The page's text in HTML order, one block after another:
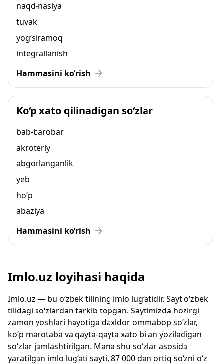
naqd-nasiya
tuvak
yog‘siramoq
integrallanish
Hammasini ko‘rish
Ko‘p xato qilinadigan so‘zlar
bab-barobar
akroteriy
abgorlanganlik
yeb
ho‘p
abaziya
Hammasini ko‘rish
Imlo.uz loyihasi haqida
Imlo.uz — bu o‘zbek tilining imlo lug‘atidir. Sayt o‘zbek
tilidagi so‘zlardan tarkib topgan. Saytimizda hozirgi
zamon yoshlari hayotiga daxldor ommabop so‘zlar,
ko‘p marotaba va qayta-qayta xato bilan yoziladigan
so‘zlar jamlashtirilgan. Mana shu so‘zlar asosida
yaratilgan imlo lug‘ati sayti, 87 000 dan ortiq so‘zni o‘z